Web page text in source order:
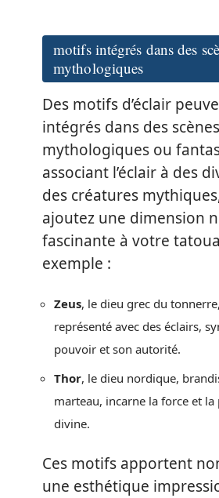
motifs intégrés dans des
mythologiques
Des motifs d’éclair
intégrés dans des scènes
mythologiques ou
associant l’éclair à des
des créatures
ajoutez une dimension
fascinante à votre
exemple :
Zeus, le dieu grec du
représenté avec des éclairs,
pouvoir et son autorité.
Thor, le dieu nordique,
marteau, incarne la force et
divine.
Ces motifs apportent
une esthétique